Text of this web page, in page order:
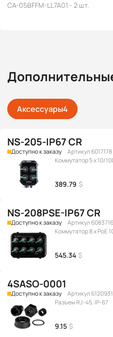
CA-05BFFM-LL7A01 - 2 шт.
Аксессуары4
NS-205-IP67 CR
Доступно к заказу
Артикул 6017178
Коммутатор 5 x 10/
389.79 $
NS-208PSE-IP67 CR
Доступно к заказу
Артикул 6083716
Коммутатор 8 x PoE
545.34 $
4SASO-0001
Доступно к заказу
Артикул 6120931
Разъем RJ-45, IP-67
9.15 $